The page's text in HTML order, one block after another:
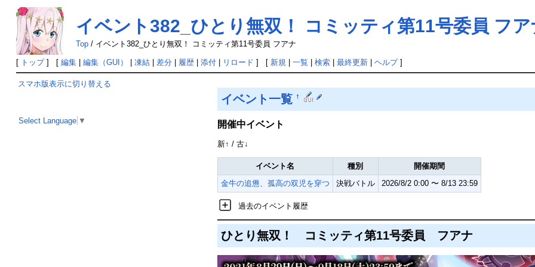
イベント382_ひとり無双！ コミッティ第11号委員 フア
Top/ イベント382_ひとり無双！ コミッティ第11号委員 フアナ
[ トップ] [ 編集| 編集（GUI） 凍結| 差分| 履歴| 添付| リロード ] [ 新規| 一覧 検索| 最終更新| ヘルプ]
スマホ版表示に切り替える
Select Language ▼
イベント一覧 †
開催中イベント
新↑ / 古↓
イベント名 種別
開催期間
金牛の追憊、孤高の双児を穿つ
決戦バトル 2026/8/2 0:00 〜 8/13 23:59
過去のイベント履歴
ひとり無双！ コミッティ第11号委員 フアナ